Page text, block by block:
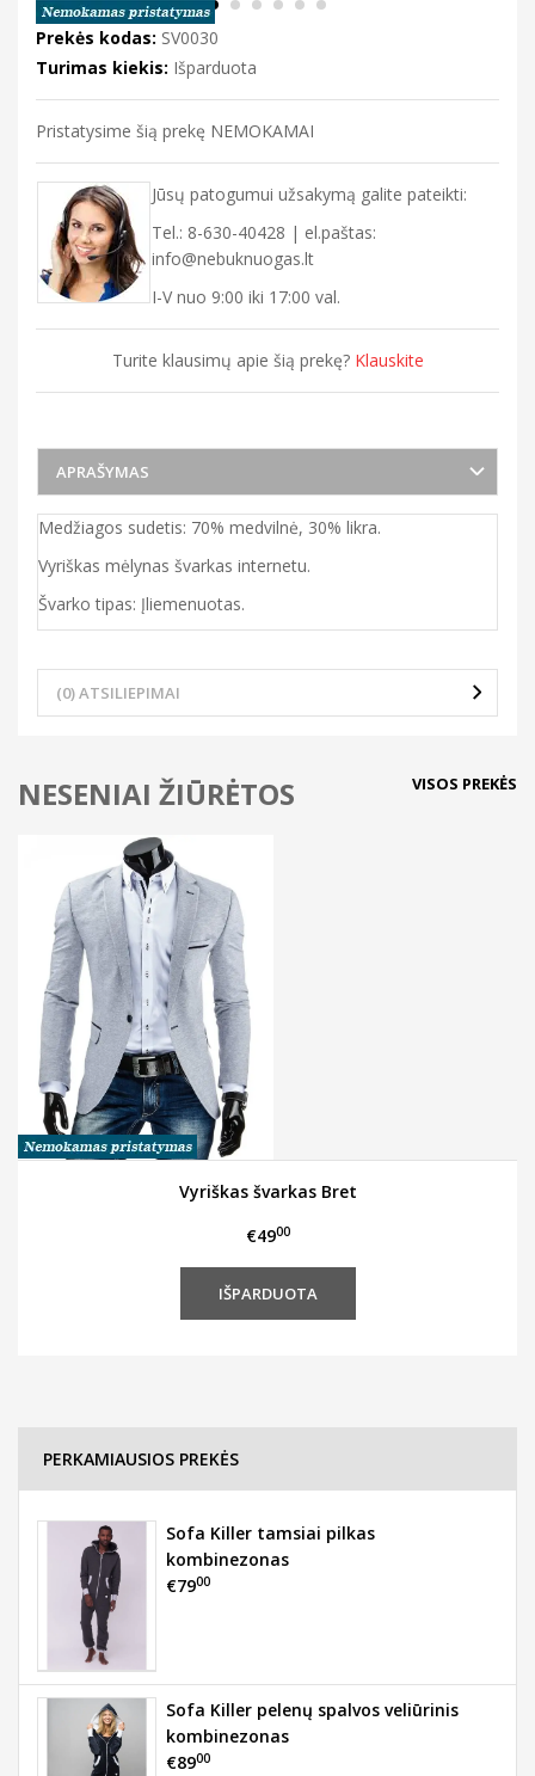
Prekės kodas: SV0030
Turimas kiekis: Išparduota
Pristatysime šią prekę NEMOKAMAI
Jūsų patogumui užsakymą galite pateikti:
Tel.: 8-630-40428 | el.paštas:
info@nebuknuogas.lt
I-V nuo 9:00 iki 17:00 val.
Turite klausimų apie šią prekę? Klauskite
APRAŠYMAS
Medžiagos sudetis: 70% medvilnė, 30% likra.
Vyriškas mėlynas švarkas internetu.
Švarko tipas: Įliemenuotas.
(0) ATSILIEPIMAI
NESENIAI ŽIŪRĖTOS VISOS PREKĖS
Vyriškas švarkas Bret
€4900
PERKAMIAUSIOS PREKĖS
Sofa Killer tamsiai pilkas
kombinezonas
€7900
Sofa Killer pelenų spalvos veliūrinis
kombinezonas
€8900